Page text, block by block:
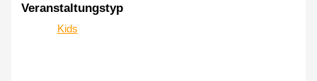
Veranstaltungstyp
Kids